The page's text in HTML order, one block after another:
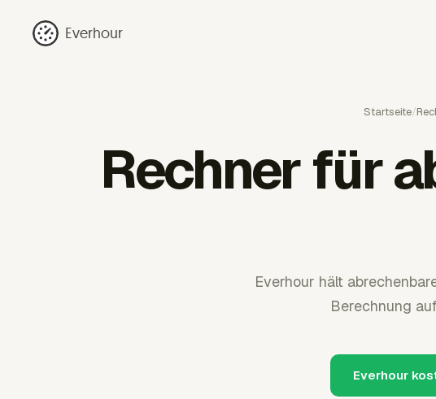
Everhour
Startseite/
Rechner für
Everhour hält
Berechnung
Everhour